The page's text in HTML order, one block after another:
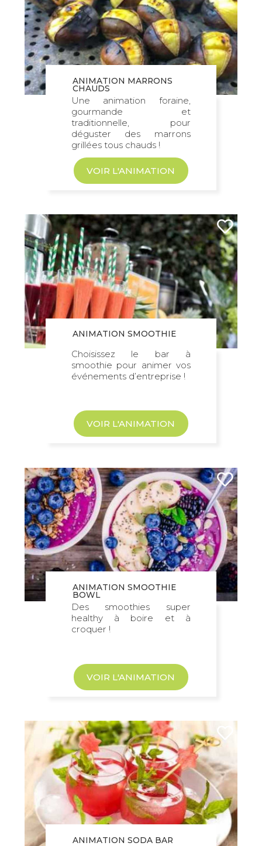
ANIMATION MARRONS
CHAUDS
Une animation foraine,
gourmande et
traditionnelle, pour
déguster des marrons
grillées tous chauds !
VOIR L'ANIMATION
ANIMATION SMOOTHIE
Choisissez le bar à
smoothie pour animer vos
événements d’entreprise !
VOIR L'ANIMATION
ANIMATION SMOOTHIE
BOWL
Des smoothies super
healthy à boire et à
croquer !
VOIR L'ANIMATION
ANIMATION SODA BAR